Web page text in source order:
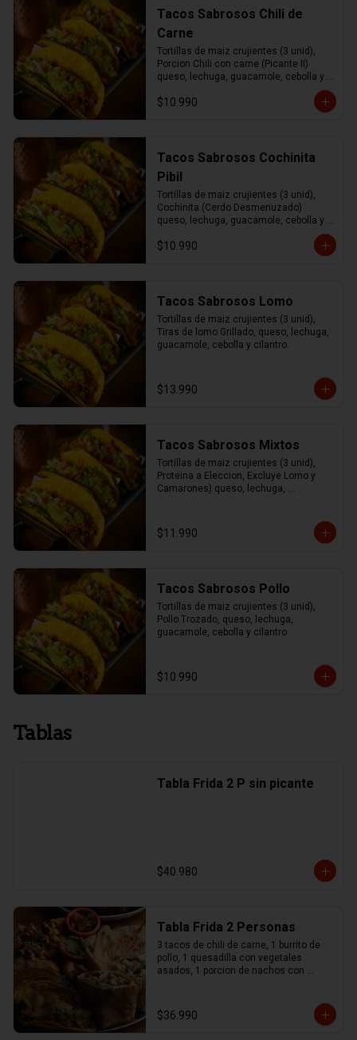
Tacos Sabrosos Chili de
Carne
Tortillas de maiz crujientes (3 unid),
Porcion Chili con carne (Picante II)
queso, lechuga, guacamole, cebolla y
$10.990
Tacos Sabrosos Cochinita
Pibil
Tortillas de maiz crujientes (3 unid),
Cochinita (Cerdo Desmenuzado)
queso, lechuga, guacamole, cebolla y
$10.990
Tacos Sabrosos Lomo
Tortillas de maiz crujientes (3 unid),
Tiras de lomo Grillado, queso, lechuga,
guacamole, cebolla y cilantro.
$13.990
Tacos Sabrosos Mixtos
Tortillas de maiz crujientes (3 unid),
Proteina a Eleccion, Excluye Lomo y
Camarones) queso, lechuga,
$11.990
Tacos Sabrosos Pollo
Tortillas de maiz crujientes (3 unid),
Pollo Trozado, queso, lechuga,
guacamole, cebolla y cilantro
$10.990
Tablas
Tabla Frida 2 P sin picante
$40.980
Tabla Frida 2 Personas
3 tacos de chili de carne, 1 burrito de
pollo, 1 quesadilla con vegetales
asados, 1 porcion de nachos con
guacamole, sour cream, pico de gallo
$36.990